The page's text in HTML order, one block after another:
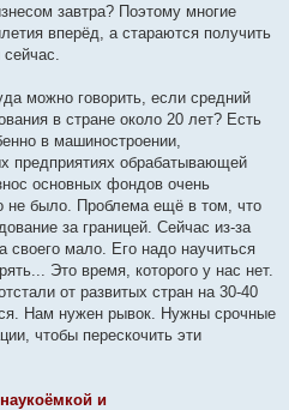
завтра? Поэтому многие
вперёд, а стараются получить
можно говорить, если средний
в стране около 20 лет? Есть
в машиностроении,
предприятиях обрабатывающей
основных фондов очень
не было. Проблема ещё в том, что
за границей. Сейчас из-за
своего мало. Его надо научиться
Это время, которого у нас нет.
от развитых стран на 30-40
Нам нужен рывок. Нужны срочные
чтобы перескочить эти
и